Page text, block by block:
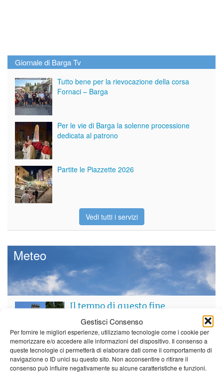
Gestisci Consenso
Per fornire le migliori esperienze, utilizziamo tecnologie come i cookie per
memorizzare e/o accedere alle informazioni del dispositivo. Il consenso a
queste tecnologie ci permetterà di elaborare dati come il comportamento di
navigazione o ID unici su questo sito. Non acconsentire o ritirare il
consenso può influire negativamente su alcune caratteristiche e funzioni.
Giornale di Barga Tv
Tutto bene per la rievocazione della corsa
Fornaci – Barga
Per le vie di Barga la solenne processione
dedicata al patrono
Partite le Piazzette 2026
Vedi tutti i servizi
Meteo
Il tempo di questo fine
ben al di sopra dei valori
stagionali
Leggi tutto…
Sabato Domenica Lunedì